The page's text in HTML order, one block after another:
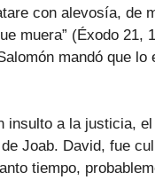
con alevosía, de
muera” (Éxodo 21,
mandó que lo
insulto a la justicia,
Joab. David, fue
tiempo,